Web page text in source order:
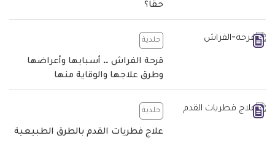
حقًّا؟
جلدية
قرحة الفراش .. أسبابها وأعراضها
وطرق علاجها والوقاية منها
جلدية
علاج فطريات القدم بالطرق الطبيعية